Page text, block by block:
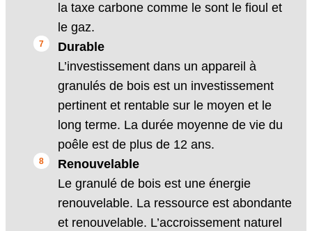
la taxe carbone comme le sont le fioul et
le gaz.
Durable
L’investissement dans un appareil à
granulés de bois est un investissement
pertinent et rentable sur le moyen et le
long terme. La durée moyenne de vie du
poêle est de plus de 12 ans.
Renouvelable
Le granulé de bois est une énergie
renouvelable. La ressource est abondante
et renouvelable. L’accroissement naturel